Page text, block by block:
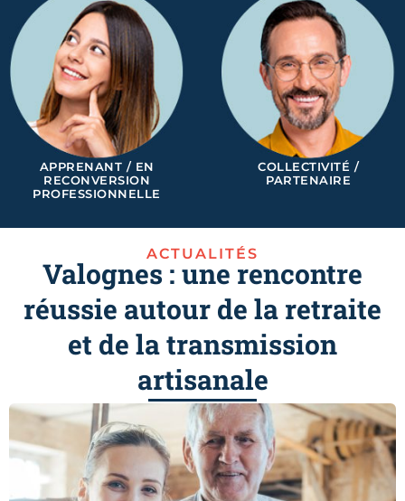
APPRENANT / EN
RECONVERSION
PROFESSIONNELLE
COLLECTIVITÉ /
PARTENAIRE
ACTUALITÉS
Valognes : une rencontre
réussie autour de la retraite
et de la transmission
artisanale